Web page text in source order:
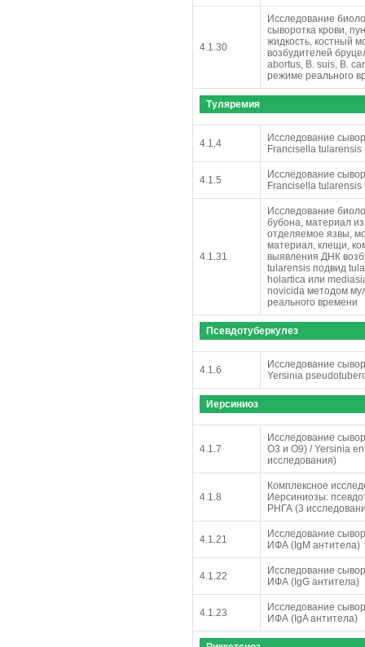
4.1.30
Исследование
сыворотка крови,
жидкость, костный
возбудителей
abortus, B. suis, B.
режиме реального
Туляремия
4.1.4
Исследование
Francisella
4.1.5
Исследование
Francisella
4.1.31
Исследование
бубона, материал
отделяемое язвы,
материал, клещи,
выявления ДНК
tularensis подвид
holartica или
novicida методом
реального времени
Псевдотуберкулез
4.1.6
Исследование
Yersinia
Иерсиниоз
4.1.7
Исследование
О3 и О9) / Yersinia
исследования)
4.1.8
Комплексное
Иерсиниозы:
РНГА (3
4.1.21
Исследование
ИФА (IgM антитела)
4.1.22
Исследование
ИФА (IgG антитела)
4.1.23
Исследование
ИФА (IgA антитела)